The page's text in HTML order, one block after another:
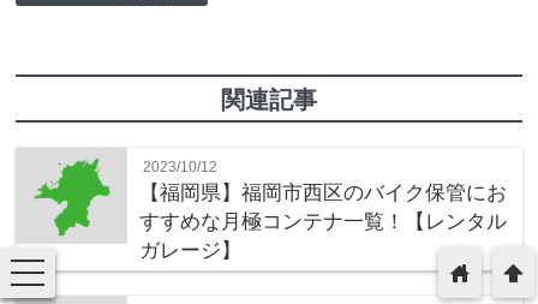
関連記事
2023/10/12
【福岡県】福岡市西区のバイク保管にお
すすめな月極コンテナ一覧！【レンタル
ガレージ】
toggle
navigation
arrowup
home